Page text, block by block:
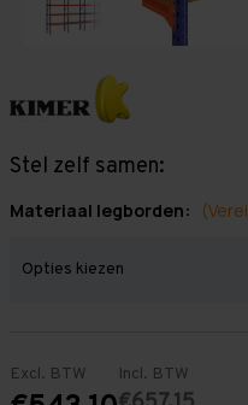
Stel zelf samen:
Materiaal legborden:
Excl. BTW Incl. BTW